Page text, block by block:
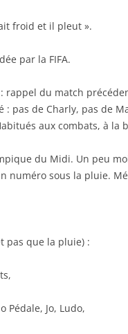
froid et il pleut ».
par la FIFA.
rappel du match
: pas de Charly, pas de
aux combats, à la
du Midi. Un peu
numéro sous la pluie.
pas que la pluie) :
Pédale, Jo, Ludo,